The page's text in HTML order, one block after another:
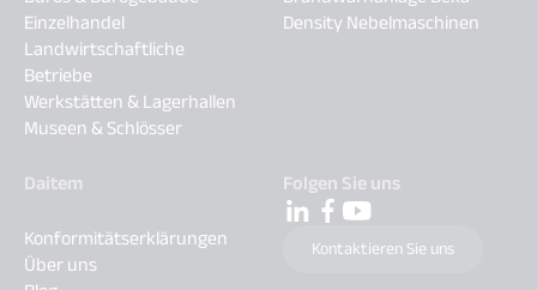
Einzelhandel
Landwirtschaftliche
Betriebe
Werkstätten & Lagerhallen
Museen & Schlösser
Density Nebelmaschinen
Daitem
Konformitätserklärungen
Über uns
Folgen Sie uns
Kontaktieren Sie uns